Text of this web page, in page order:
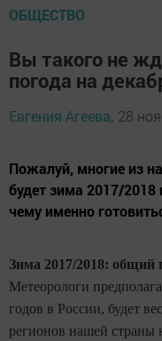
ОБЩЕСТВО
Вы такого не
погода на
Евгения Агеева, 28
Пожалуй, многие из
будет зима 2017/2018
чему именно
Зима 2017/2018: общий
Метеорологи
годов в России, будет
регионов нашей страны